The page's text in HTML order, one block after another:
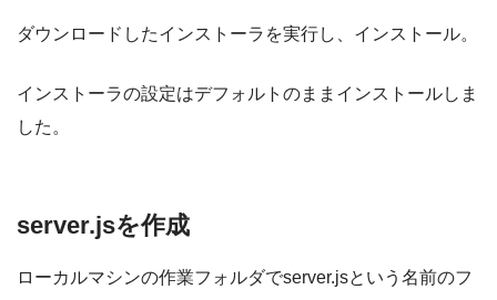
ダウンロードしたインストーラを実行し、インストール。
インストーラの設定はデフォルトのままインストールしま
した。
server.jsを作成
ローカルマシンの作業フォルダでserver.jsという名前のフ